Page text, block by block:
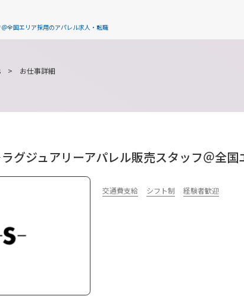
全国エリア採用のアパレル求人・転職
> お仕事詳細
グジュアリーアパレル販売スタッフ＠全国
交通費支給 シフト制 経験者歓迎